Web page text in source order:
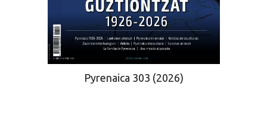
Pyrenaica 303 (2026)